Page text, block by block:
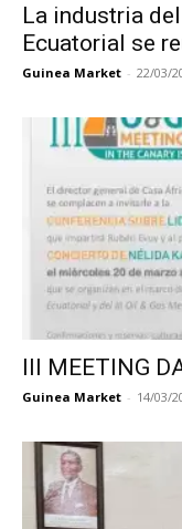
La industria
Ecuatorial se
Guinea Market - 22/03/
III MEETING
Guinea Market - 14/03/